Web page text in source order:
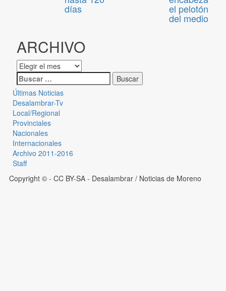
días el pelotón
del medio
ARCHIVO
Últimas Noticias
Desalambrar-Tv
Local/Regional
Provinciales
Nacionales
Internacionales
Archivo 2011-2016
Staff
Copyright © - CC BY-SA - Desalambrar / Noticias de Moreno